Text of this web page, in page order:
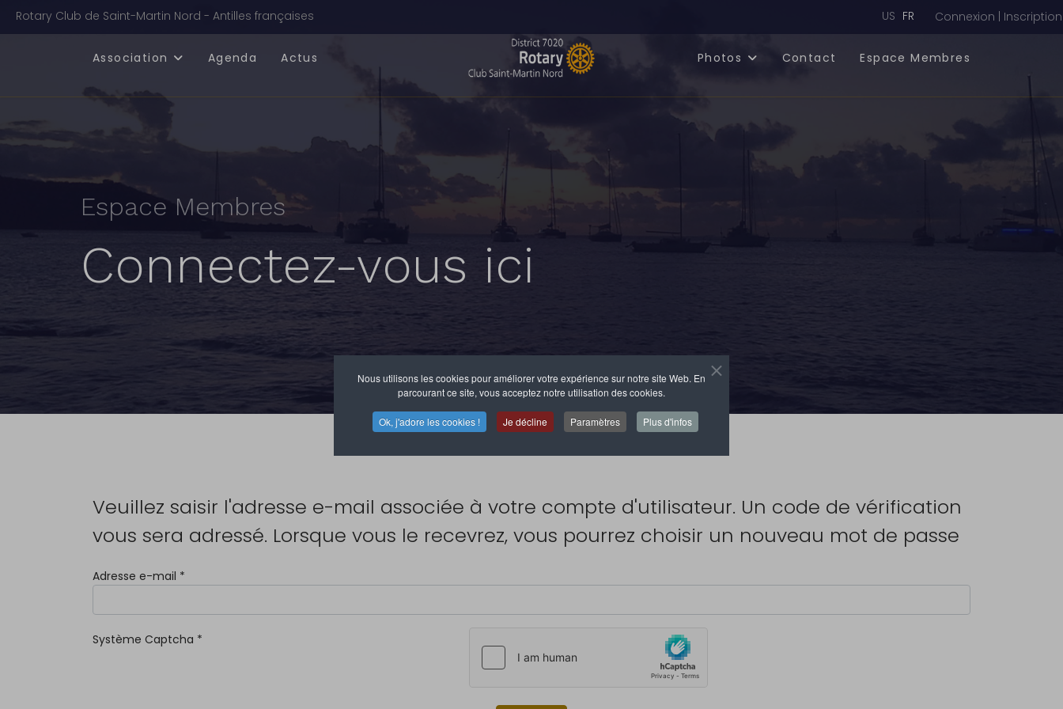
Nous utilisons les cookies pour améliorer votre expérience sur notre site Web. En
parcourant ce site, vous acceptez notre utilisation des cookies.
Ok, j'adore les cookies ! Je décline Paramètres Plus d'infos
Rotary Club de Saint-Martin Nord - Antilles françaises Sélectionnez votre langue
US FR Connexion | Inscription
Association Agenda Actus Photos Contact Espace Membres
Espace Membres
Connectez-vous ici
Veuillez saisir l'adresse e-mail associée à votre compte d'utilisateur. Un code de vérification
vous sera adressé. Lorsque vous le recevrez, vous pourrez choisir un nouveau mot de passe
Adresse e-mail *
Système Captcha *